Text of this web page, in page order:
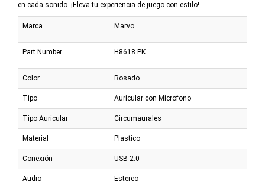
en cada sonido. ¡Eleva tu experiencia de juego con estilo!
Marca Marvo
Part Number H8618 PK
Color Rosado
Tipo Auricular con Microfono
Tipo Auricular Circumaurales
Material Plastico
Conexión USB 2.0
Audio Estereo